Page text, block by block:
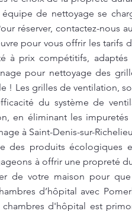
de nettoyage se
réserver, contactez-nous
pour vous offrir les tarifs
à prix compétitifs, adaptés
pour nettoyage des
! Les grilles de ventilation,
du système de
en éliminant les impuretés
à Saint-Denis-sur-
des produits écologiques
à offrir une propreté
de votre maison pour
d’hôpital avec
d'hôpital est